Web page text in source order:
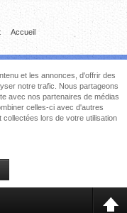
Accueil
et les annonces, d'offrir des
notre trafic. Nous partageons
avec nos partenaires de médias
celles-ci avec d'autres
lors de votre utilisation